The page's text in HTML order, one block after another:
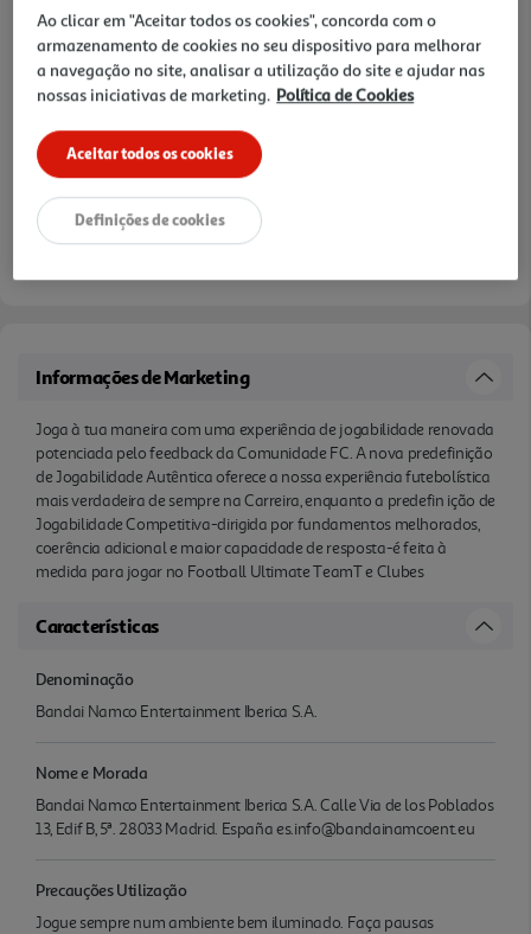
jogabilidade renovada potenciada pelo feedback
da Comunidade FC. A nova predefinição de
Jogabilidade Autêntica oferece a nossa experiência
futebolística mais verdadeira de sempre na
Carreira, enquanto a predefin ição de Jogabilidade
Competitiva-dirigida por fundamentos
melhorados, coerência adicional e maior
capacidade de resposta-é feita à medida para
jogar no Football Ultimate TeamT e Clubes
mais
41,99 €
Informações de Marketing
Joga à tua maneira com uma experiência de jogabilidade renovada
potenciada pelo feedback da Comunidade FC. A nova predefinição
de Jogabilidade Autêntica oferece a nossa experiência futebolística
mais verdadeira de sempre na Carreira, enquanto a predefin ição de
Jogabilidade Competitiva-dirigida por fundamentos melhorados,
coerência adicional e maior capacidade de resposta-é feita à
medida para jogar no Football Ultimate TeamT e Clubes
Características
Denominação
Bandai Namco Entertainment Iberica S.A.
Nome e Morada
Bandai Namco Entertainment Iberica S.A. Calle Via de los Poblados
13, Edif B, 5ª. 28033 Madrid. España es.info@bandainamcoent.eu
Precauções Utilização
Jogue sempre num ambiente bem iluminado. Faça pausas
Ao clicar em "Aceitar todos os cookies", concorda com o
armazenamento de cookies no seu dispositivo para melhorar
a navegação no site, analisar a utilização do site e ajudar nas
nossas iniciativas de marketing. Política de Cookies
Aceitar todos os cookies
Definições de cookies